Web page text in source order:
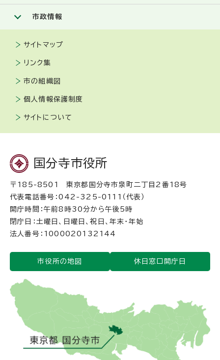
市政情報
サイトマップ
リンク集
市の組織図
個人情報保護制度
サイトについて
国分寺市役所
〒185-8501 東京都国分寺市泉町二丁目2番18号
代表電話番号：042-325-0111（代表）
開庁時間：午前8時30分から午後5時
閉庁日：土曜日、日曜日、祝日、年末・年始
法人番号：1000020132144
市役所の地図 休日窓口開庁日